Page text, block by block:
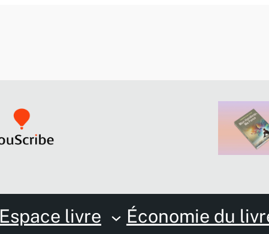
Espace livre Économie du